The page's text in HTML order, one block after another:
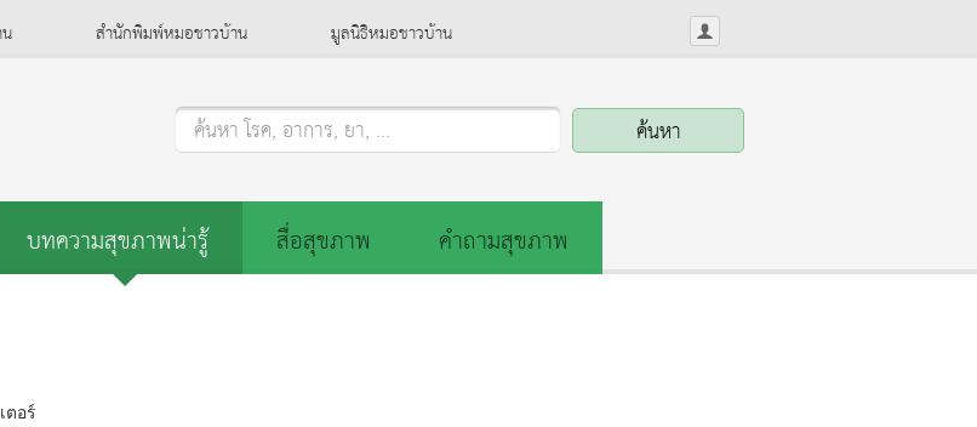
สำนักพิมพ์หมอชาวบ้าน มูลนิธิหมอชาวบ้าน
ค้นหา โรค, อาการ, ยา, ...
บทความสุขภาพน่ารู้ สื่อสุขภาพ
คำถามสุขภาพ
ตอร์